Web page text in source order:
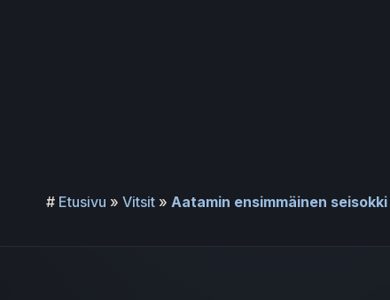
# Etusivu » Vitsit » Aatamin ensimmäinen seisokki